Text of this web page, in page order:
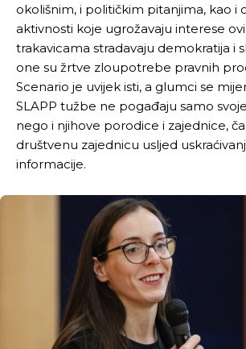
okolišnim, i političkim pitanjima, kao i
aktivnosti koje ugrožavaju interese
trakavicama stradavaju demokratija i
one su žrtve zloupotrebe pravnih
Scenario je uvijek isti, a glumci se
SLAPP tužbe ne pogađaju samo
nego i njihove porodice i zajednice,
društvenu zajednicu usljed
informacije.